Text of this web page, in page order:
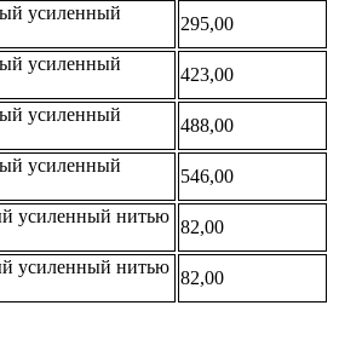
усиленный
295,00
усиленный
423,00
усиленный
488,00
усиленный
546,00
усиленный нитью
82,00
усиленный нитью
82,00